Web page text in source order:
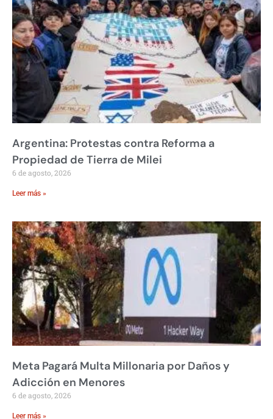
Argentina: Protestas contra Reforma a
Propiedad de Tierra de Milei
6 de agosto, 2026
Leer más »
Meta Pagará Multa Millonaria por Daños y
Adicción en Menores
6 de agosto, 2026
Leer más »